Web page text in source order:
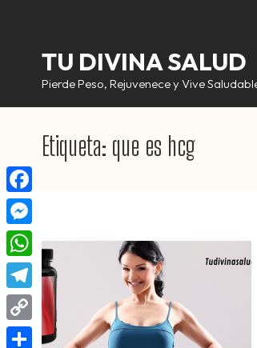
contenido
(presiona
TU DIVINA SALUD
Pierde Peso, Rejuvenece y Vive
Etiqueta: que es hcg
Facebook
Messenger
WhatsApp
Telegram
Copy